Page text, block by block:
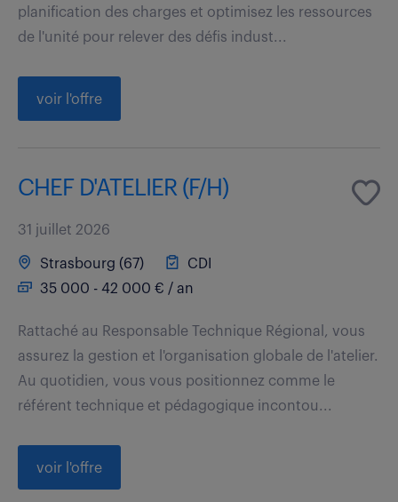
planification des charges et optimisez les ressources
de l'unité pour relever des défis indust...
voir l'offre
CHEF D'ATELIER (F/H)
31 juillet 2026
Strasbourg (67)
CDI
35 000 - 42 000 € / an
Rattaché au Responsable Technique Régional, vous
assurez la gestion et l'organisation globale de l'atelier.
Au quotidien, vous vous positionnez comme le
référent technique et pédagogique incontou...
voir l'offre